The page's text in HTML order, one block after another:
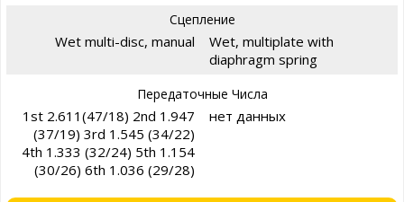
Сцепление
Wet multi-disc, manual
Wet, multiplate with
diaphragm spring
Передаточные Числа
1st 2.611(47/18) 2nd 1.947
(37/19) 3rd 1.545 (34/22)
4th 1.333 (32/24) 5th 1.154
(30/26) 6th 1.036 (29/28)
нет данных